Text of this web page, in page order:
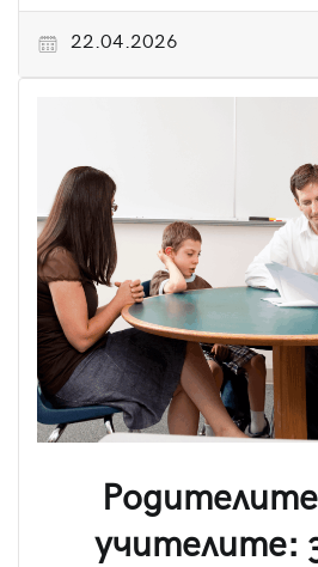
22.04.2026
учителите: